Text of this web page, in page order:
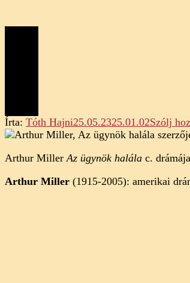
Írta: Tóth Hajni25.05.2325.01.02Szólj
Arthur Miller Az ügynök halála c.
Arthur Miller (1915-2005): amerikai